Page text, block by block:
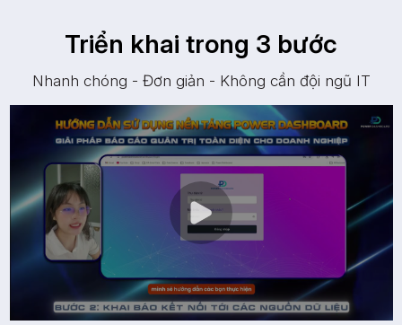
Triển khai trong 3 bước
Nhanh chóng - Đơn giản - Không cần đội ngũ IT